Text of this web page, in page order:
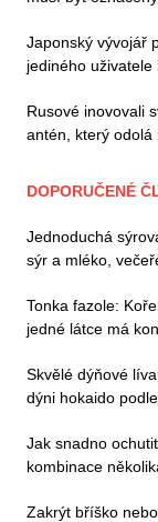
Japonský vývojář
jediného
Rusové inovovali
antén, který odolá
DOPORUČENÉ
Jednoduchá
sýr a mléko,
Tonka fazole:
jedné látce má
Skvělé dýňové
dýni hokaido
Jak snadno
kombinace
Zakrýt bříško